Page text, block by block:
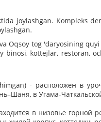
joylashgan. Kompleks
Oqsoy tog 'daryosining
kottejlar, restoran,
- расположен в
в Угама-
в низовье горной